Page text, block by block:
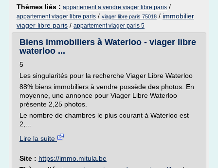
Thèmes liés : appartement a vendre viager libre paris /
appartement viager libre paris / viager libre paris 75018 / immobilier
viager libre paris / appartement viager paris 5
Biens immobiliers à Waterloo - viager libre
waterloo ...
5
Les singularités pour la recherche Viager Libre Waterloo
88% biens immobiliers à vendre possède des photos. En
moyenne, une annonce pour Viager Libre Waterloo
présente 2,25 photos.
Le nombre de chambres le plus courant à Waterloo est
2,...
Lire la suite
Site : https://immo.mitula.be